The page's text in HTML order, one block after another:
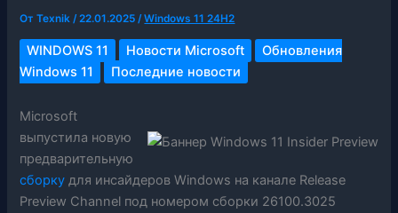
ОтTexnik/22.01.2025/Windows 11 24H2
WINDOWS 11 Новости Microsoft
Обновления
Windows 11
Последние новости
Microsoft
выпустила новую
предварительную
сборку для инсайдеров Windows на канале Release
Preview Channel под номером сборки 26100.3025